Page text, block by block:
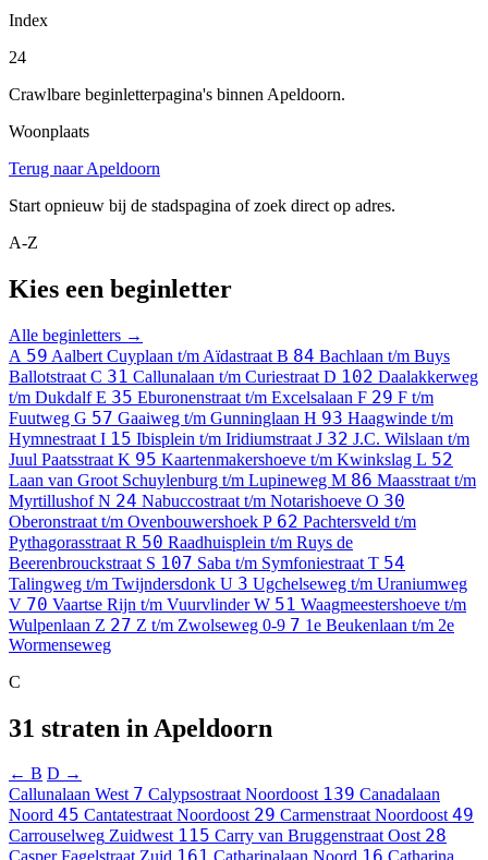
Index
24
Crawlbare beginletterpagina's binnen Apeldoorn.
Woonplaats
Terug naar Apeldoorn
Start opnieuw bij de stadspagina of zoek direct op adres.
A-Z
Kies een beginletter
Alle beginletters →
A 59 Aalbert Cuyplaan t/m Aïdastraat B 84 Bachlaan t/m Buys
Ballotstraat C 31 Callunalaan t/m Curiestraat D 102 Daalakkerweg
t/m DukdalfE 35 Eburonenstraat t/m Excelsalaan F 29 F t/m
Fuutweg G 57 Gaaiweg t/m Gunninglaan H 93 Haagwinde t/m
Hymnestraat I 15 Ibisplein t/m Iridiumstraat J 32 J.C. Wilslaan t/m
Juul Paatsstraat K 95 Kaartenmakershoeve t/m Kwinkslag L 52
Laan van Groot Schuylenburg t/m Lupineweg M 86 Maasstraat t/m
MyrtillushofN 24 Nabuccostraat t/m Notarishoeve O 30
Oberonstraat t/m Ovenbouwershoek P 62 Pachtersveld t/m
Pythagorasstraat R 50 Raadhuisplein t/m Ruys de
Beerenbrouckstraat S 107 Saba t/m Symfoniestraat T 54
Talingweg t/m Twijndersdonk U 3 Ugchelseweg t/m Uraniumweg
V 70 Vaartse Rijn t/m VuurvlinderW 51 Waagmeestershoeve t/m
Wulpenlaan Z 27 Z t/m Zwolseweg 0-9 7 1e Beukenlaan t/m 2e
Wormenseweg
C
31 straten in Apeldoorn
← B D →
Callunalaan West 7 Calypsostraat Noordoost 139 Canadalaan
Noord 45 Cantatestraat Noordoost 29 Carmenstraat Noordoost 49
Carrouselweg Zuidwest 115 Carry van Bruggenstraat Oost 28